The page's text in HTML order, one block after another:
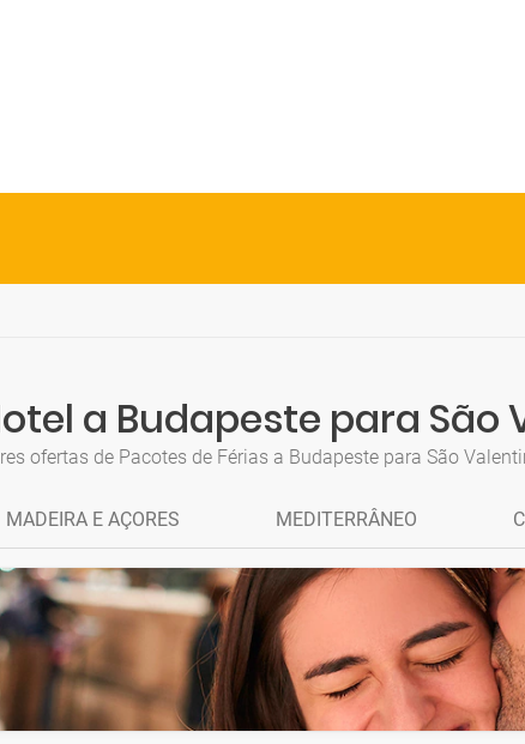
a Budapeste para São
ofertas de Pacotes de Férias a Budapeste para São
MADEIRA E AÇORES MEDITERRÂNEO